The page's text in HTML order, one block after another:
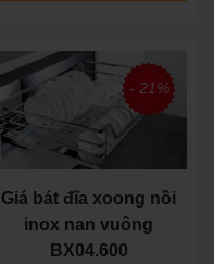
- 21%
Giá bát đĩa xoong nồi
inox nan vuông
BX04.600